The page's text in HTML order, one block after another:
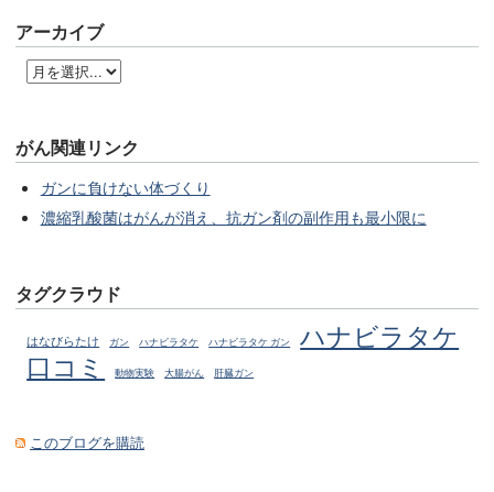
アーカイブ
がん関連リンク
ガンに負けない体づくり
濃縮乳酸菌はがんが消え、抗ガン剤の副作用も最小限に
タグクラウド
はなびらたけ ガン ハナビラタケ ハナビラタケ ガン
ハナビラタケ
口コミ
動物実験 大腸がん 肝臓ガン
このブログを購読